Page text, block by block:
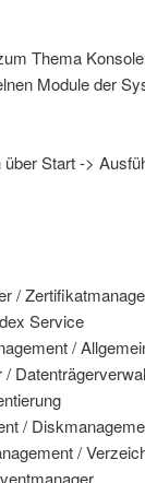
Thema
Module der
Start ->
/
Service
/
/
/